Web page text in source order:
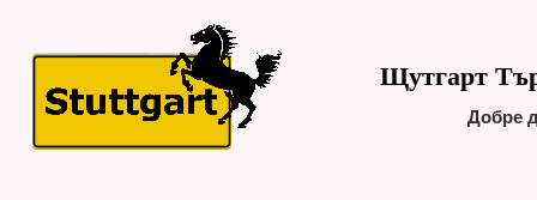
Щутгарт
Добре